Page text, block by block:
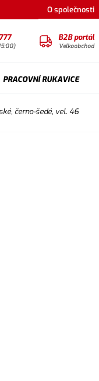
O společnosti
B2B portál
Velkoobchod
PRACOVNÍ RUKAVICE
černo-šedé, vel. 46